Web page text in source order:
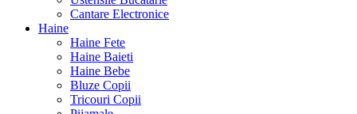
Cantare Electronice
Haine
Haine Fete
Haine Baieti
Haine Bebe
Bluze Copii
Tricouri Copii